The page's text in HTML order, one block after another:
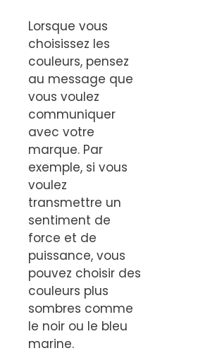
Lorsque vous
choisissez les
couleurs, pensez
au message que
vous voulez
communiquer
avec votre
marque. Par
exemple, si vous
voulez
transmettre un
sentiment de
force et de
puissance, vous
pouvez choisir des
couleurs plus
sombres comme
le noir ou le bleu
marine.